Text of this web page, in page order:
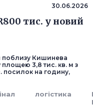
30.06.2026
тис. у новий
поблизу Кишинева
3,8 тис. кв. м з
посилок на годину,
логістика